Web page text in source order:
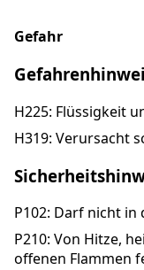
Gefahr
H225: Flüssigkeit
H319: Verursacht
P102: Darf nicht in
P210: Von Hitze,
offenen Flammen